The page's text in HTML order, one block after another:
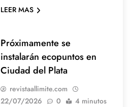
LEER MAS
Próximamente se
instalarán ecopuntos en
Ciudad del Plata
revistaallimite.com
22/07/2026
0 4 minutos